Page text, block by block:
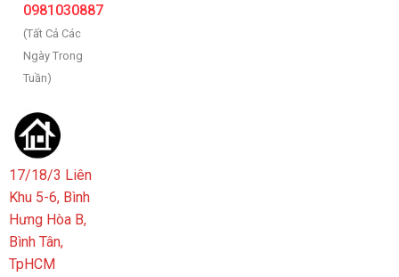
0981030887
(Tất Cả Các
Ngày Trong
Tuần)
17/18/3 Liên
Khu 5-6, Bình
Hưng Hòa B,
Bình Tân,
TpHCM